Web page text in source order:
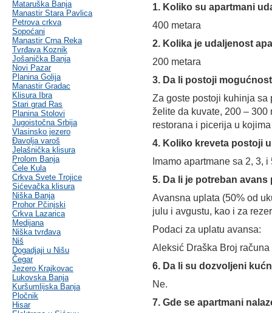
Mataruška Banja
Manastir Stara Pavlica
Petrova crkva
Sopoćani
Manastir Crna Reka
Tvrđava Koznik
Jošanička Banja
Novi Pazar
Planina Golija
Manastir Gradac
Klisura Ibra
Stari grad Ras
Planina Stolovi
Jugoistočna Srbija
Vlasinsko jezero
Đavolja varoš
Jelašnička klisura
Prolom Banja
Ćele Kula
Crkva Svete Trojice
Sićevačka klisura
Niška Banja
Prohor Pčinjski
Crkva Lazarica
Medijana
Niška tvrđava
Niš
Dogadjaji u Nišu
Čegar
Jezero Krajkovac
Lukovska Banja
Kuršumlijska Banja
Pločnik
Hisar
1. Koliko su apartmani
400 metara
2. Kolika je udaljenost
200 metara
3. Da li postoji
Za goste postoji kuhinja sa
želite da kuvate, 200 –
restorana i picerija u
4. Koliko kreveta postoji
Imamo apartmane sa 2, 3, i
5. Da li je potreban
Avansna uplata (50% od
julu i avgustu, kao i za
Podaci za uplatu avansa:
Aleksić Draška Broj
6. Da li su dozvoljeni
Ne.
7. Gde se apartmani